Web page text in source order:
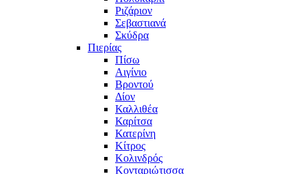
Ριζάριον
Σεβαστιανά
Σκύδρα
Πιερίας
Πίσω
Αιγίνιο
Βροντού
Δίον
Καλλιθέα
Καρίτσα
Κατερίνη
Κίτρος
Κολινδρός
Κονταριώτισσα